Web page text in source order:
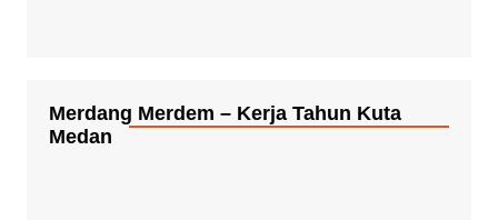
Merdang Merdem – Kerja Tahun Kuta
Medan